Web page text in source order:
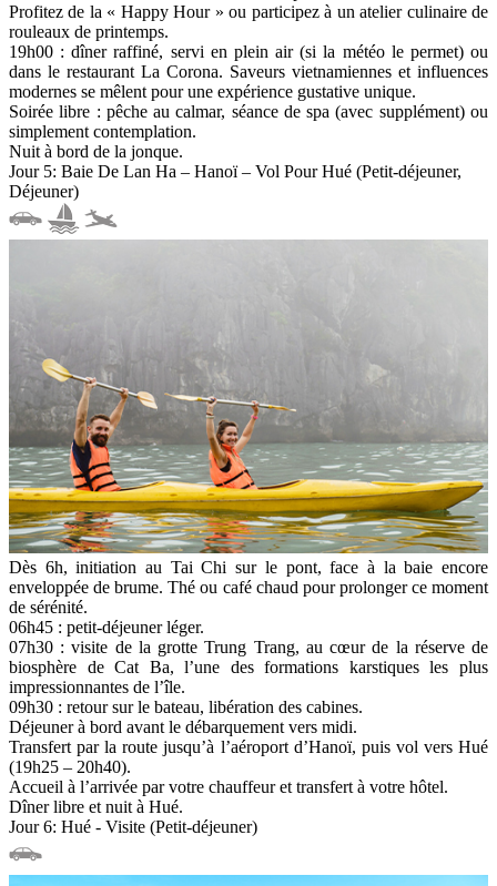
Profitez de la « Happy Hour » ou participez à un atelier culinaire de
rouleaux de printemps.
19h00 : dîner raffiné, servi en plein air (si la météo le permet) ou
dans le restaurant La Corona. Saveurs vietnamiennes et influences
modernes se mêlent pour une expérience gustative unique.
Soirée libre : pêche au calmar, séance de spa (avec supplément) ou
simplement contemplation.
Nuit à bord de la jonque.
Jour 5: Baie De Lan Ha – Hanoï – Vol Pour Hué (Petit-déjeuner,
Déjeuner)
Dès 6h, initiation au Tai Chi sur le pont, face à la baie encore
enveloppée de brume. Thé ou café chaud pour prolonger ce moment
de sérénité.
06h45 : petit-déjeuner léger.
07h30 : visite de la grotte Trung Trang, au cœur de la réserve de
biosphère de Cat Ba, l’une des formations karstiques les plus
impressionnantes de l’île.
09h30 : retour sur le bateau, libération des cabines.
Déjeuner à bord avant le débarquement vers midi.
Transfert par la route jusqu’à l’aéroport d’Hanoï, puis vol vers Hué
(19h25 – 20h40).
Accueil à l’arrivée par votre chauffeur et transfert à votre hôtel.
Dîner libre et nuit à Hué.
Jour 6: Hué - Visite (Petit-déjeuner)